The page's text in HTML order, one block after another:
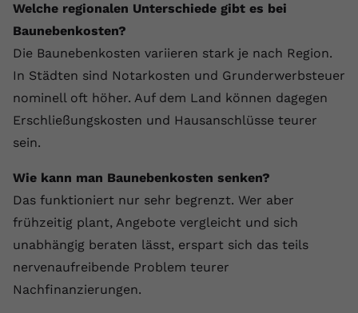
Welche regionalen Unterschiede gibt es bei
Baunebenkosten?
Die Baunebenkosten variieren stark je nach Region.
In Städten sind Notarkosten und Grunderwerbsteuer
nominell oft höher. Auf dem Land können dagegen
Erschließungskosten und Hausanschlüsse teurer
sein.
Wie kann man Baunebenkosten senken?
Das funktioniert nur sehr begrenzt. Wer aber
frühzeitig plant, Angebote vergleicht und sich
unabhängig beraten lässt, erspart sich das teils
nervenaufreibende Problem teurer
Nachfinanzierungen.